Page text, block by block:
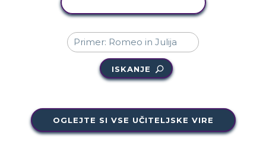
ISKANJE
OGLEJTE SI VSE UČITELJSKE VIRE